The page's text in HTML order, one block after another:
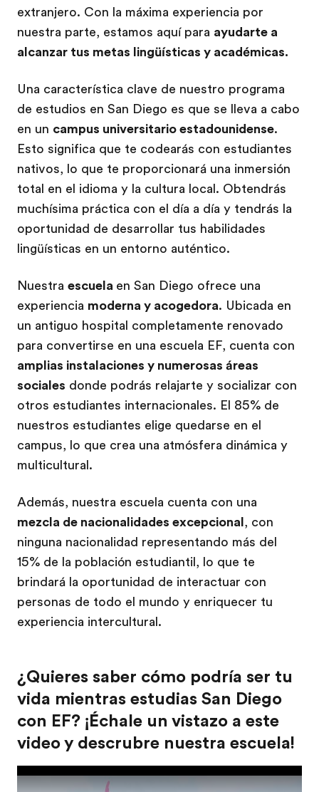
extranjero. Con la máxima experiencia por
nuestra parte, estamos aquí para ayudarte a
alcanzar tus metas lingüísticas y académicas.
Una característica clave de nuestro programa
de estudios en San Diego es que se lleva a cabo
en un campus universitario estadounidense.
Esto significa que te codearás con estudiantes
nativos, lo que te proporcionará una inmersión
total en el idioma y la cultura local. Obtendrás
muchísima práctica con el día a día y tendrás la
oportunidad de desarrollar tus habilidades
lingüísticas en un entorno auténtico.
Nuestra escuela en San Diego ofrece una
experiencia moderna y acogedora. Ubicada en
un antiguo hospital completamente renovado
para convertirse en una escuela EF, cuenta con
amplias instalaciones y numerosas áreas
sociales donde podrás relajarte y socializar con
otros estudiantes internacionales. El 85% de
nuestros estudiantes elige quedarse en el
campus, lo que crea una atmósfera dinámica y
multicultural.
Además, nuestra escuela cuenta con una
mezcla de nacionalidades excepcional , con
ninguna nacionalidad representando más del
15% de la población estudiantil, lo que te
brindará la oportunidad de interactuar con
personas de todo el mundo y enriquecer tu
experiencia intercultural.
¿Quieres saber cómo podría ser tu
vida mientras estudias San Diego
con EF? ¡Échale un vistazo a este
video y descrubre nuestra escuela!